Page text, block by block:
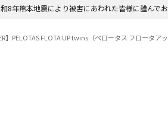
8年熊本地震により被害にあわれた皆様に謹んで
】PELOTAS FLOTA UP twins（ペロータス フロータア